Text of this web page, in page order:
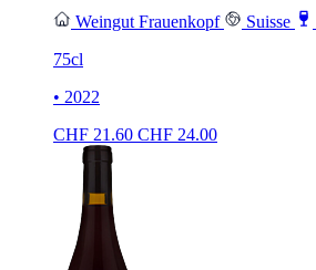
Weingut Frauenkopf Suisse
75cl
• 2022
CHF 21.60 CHF 24.00